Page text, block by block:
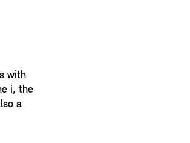
with
i, the
a